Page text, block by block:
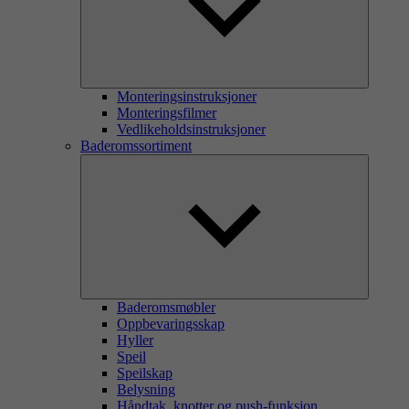
Monteringsinstruksjoner
Monteringsfilmer
Vedlikeholdsinstruksjoner
Baderomssortiment
Baderomsmøbler
Oppbevaringsskap
Hyller
Speil
Speilskap
Belysning
Håndtak, knotter og push-funksjon